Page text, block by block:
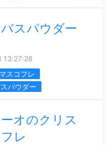
スパウダー
13:27:28
スコフレ
パウダー
オのクリス
レ